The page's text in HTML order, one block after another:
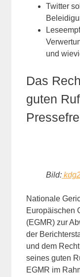
Twitter
und
Das
guten
Bild:
Nationale
Europäischen
(EGMR) zur
der
und dem
seines guten
EGMR im